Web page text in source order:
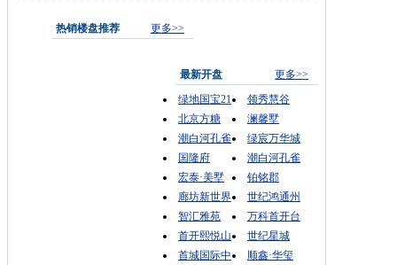
热销楼盘推荐 更多>>
最新开盘
更多>>
绿地国宝21
领秀慧谷
北京方糖
澜馨墅
潮白河孔雀
绿宸万华城
国隆府
潮白河孔雀
宏泰·美墅
铂铭郡
廊坊新世界
世纪鸿通州
智汇雅苑
万科首开台
首开熙悦山
世纪星城
首城国际中
顺鑫·华玺